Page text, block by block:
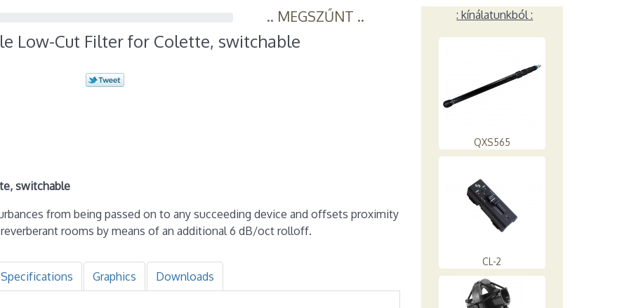
.. MEGSZŰNT ..
Low-Cut Filter for Colette, switchable
switchable
from being passed on to any succeeding device and offsets proximity
rooms by means of an additional 6 dB/oct rolloff.
Specifications Graphics Downloads
: kínálatunkból :
QXS565
CL-2